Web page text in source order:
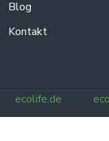
Blog
Kontakt
ecolife.de